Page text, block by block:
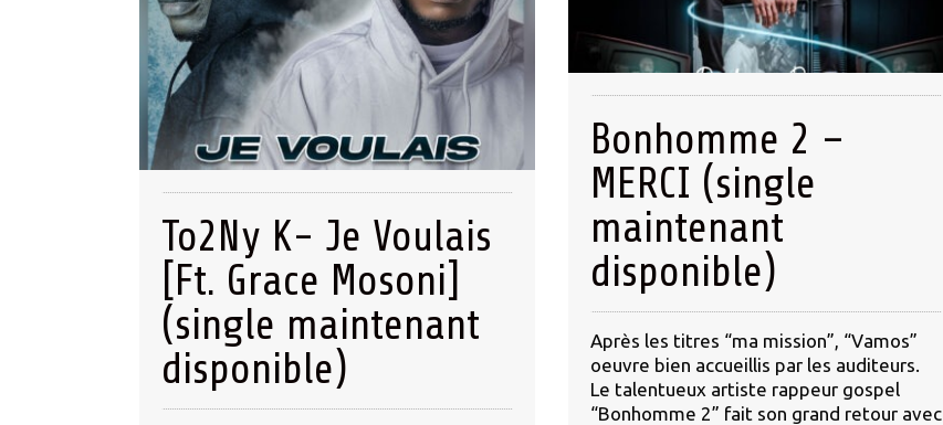
Bonhomme 2 –
MERCI (single
maintenant
disponible)
Après les titres “ma mission”, “Vamos”
oeuvre bien accueillis par les auditeurs.
Le talentueux artiste rappeur gospel
“Bonhomme 2” fait son grand retour avec
To2Ny K- Je Voulais
[Ft. Grace Mosoni]
(single maintenant
disponible)